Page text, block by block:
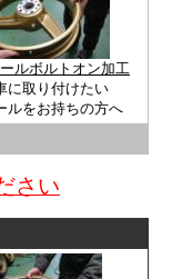
ルボルトオン加工
に取り付けたい
ルをお持ちの方へ
さい